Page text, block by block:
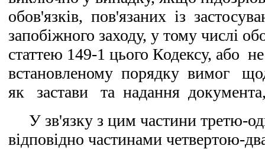
обов'язків, пов'язаних із
запобіжного заходу, у тому числі
статтею 149-1 цього Кодексу, або
встановленому порядку вимог
як застави та надання
У зв'язку з цим частини третю-
відповідно частинами четвертою-